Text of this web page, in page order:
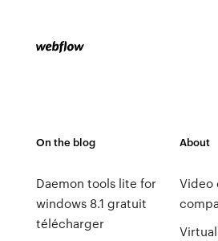
On the blog
Daemon tools lite for
windows 8.1 gratuit
télécharger
About
Video